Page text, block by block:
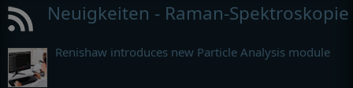
Neuigkeiten - Raman-Spektroskopie
Renishaw introduces new Particle Analysis module